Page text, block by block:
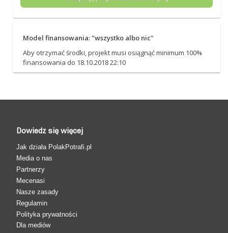
Model finansowania: "wszystko albo nic"
Aby otrzymać środki, projekt musi osiągnąć minimum 100%
finansowania do 18.10.2018 22:10
Dowiedz się więcej
Jak działa PolakPotrafi.pl
Media o nas
Partnerzy
Mecenasi
Nasze zasady
Regulamin
Polityka prywatności
Dla mediów